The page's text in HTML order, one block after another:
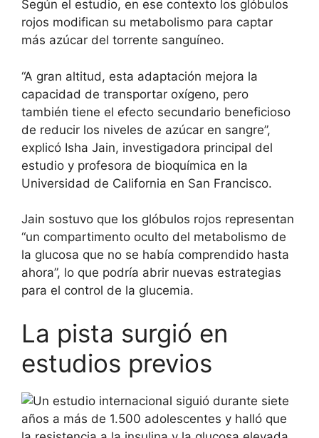
Según el estudio, en ese contexto los glóbulos
rojos modifican su metabolismo para captar
más azúcar del torrente sanguíneo.
“A gran altitud, esta adaptación mejora la
capacidad de transportar oxígeno, pero
también tiene el efecto secundario beneficioso
de reducir los niveles de azúcar en sangre”,
explicó Isha Jain, investigadora principal del
estudio y profesora de bioquímica en la
Universidad de California en San Francisco.
Jain sostuvo que los glóbulos rojos representan
“un compartimento oculto del metabolismo de
la glucosa que no se había comprendido hasta
ahora”, lo que podría abrir nuevas estrategias
para el control de la glucemia.
La pista surgió en
estudios previos